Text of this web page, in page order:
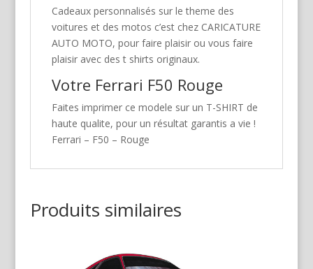
Cadeaux personnalisés sur le theme des
voitures et des motos c’est chez CARICATURE
AUTO MOTO, pour faire plaisir ou vous faire
plaisir avec des t shirts originaux.
Votre Ferrari F50 Rouge
Faites imprimer ce modele sur un T-SHIRT de
haute qualite, pour un résultat garantis a vie !
Ferrari – F50 – Rouge
Produits similaires